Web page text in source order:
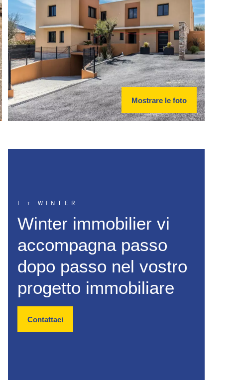
Mostrare le foto
I + WINTER
Winter immobilier vi
accompagna passo
dopo passo nel vostro
progetto immobiliare
Contattaci